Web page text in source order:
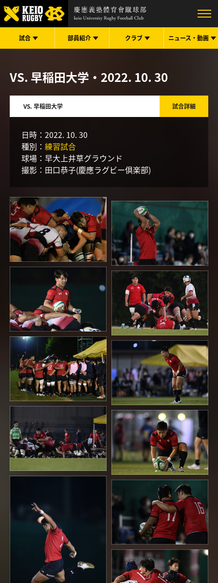
試合 部員紹介 クラブ ニュース・ 動画
VS. 早稲田大学 ・2022. 10. 30
VS. 早稲田大学
日時： 2022. 10. 30
種別： 練習試合
球場： 早大上井草グラウンド
撮影： 田口恭子(慶應ラグビー倶楽部)